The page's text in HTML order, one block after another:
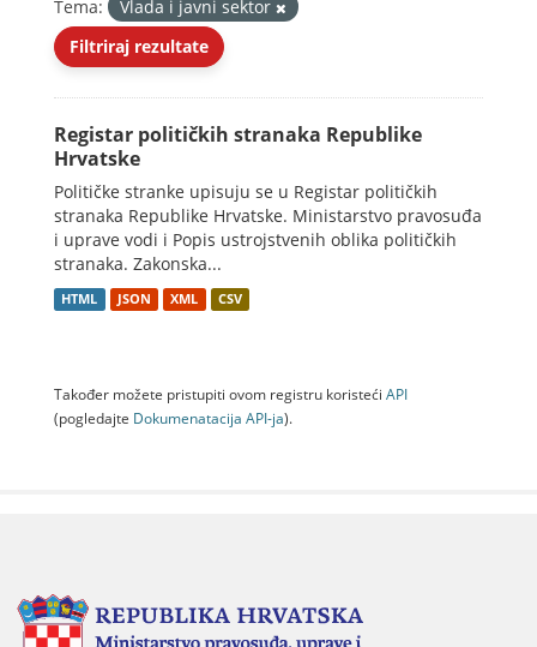
Tema:
Vlada i javni sektor
Filtriraj rezultate
Registar političkih stranaka Republike
Hrvatske
Političke stranke upisuju se u Registar političkih
stranaka Republike Hrvatske. Ministarstvo pravosuđa
i uprave vodi i Popis ustrojstvenih oblika političkih
stranaka. Zakonska...
HTML JSON XML CSV
Također možete pristupiti ovom registru koristeći API
(pogledajte Dokumenаtаcijа API-jа).